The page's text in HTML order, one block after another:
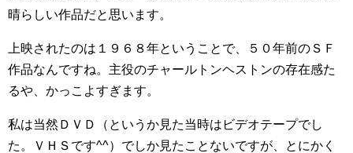
晴らしい作品だと思います。
上映されたのは１９６８年ということで、５０年前のＳＦ
作品なんですね。主役のチャールトンヘストンの存在感た
るや、かっこよすぎます。
私は当然ＤＶＤ（というか見た当時はビデオテープでし
た。ＶＨＳです^^）でしか見たことないですが、とにかく